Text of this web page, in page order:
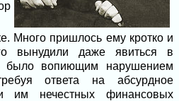
Много пришлось ему кротко и
вынудили даже явиться в
было вопиющим нарушением
ответа на абсурдное
им нечестных финансовых